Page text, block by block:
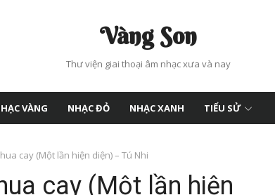
Vàng Son
Thư viện giai thoại âm nhạc xưa và nay
VÀNG NHẠC ĐỎ NHẠC XANH TIỂU SỬ
cay (Một lần hiện diện) – Tú Nhi
cay (Một lần hiện